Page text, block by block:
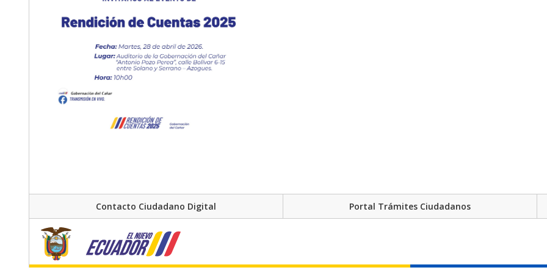
Contacto Ciudadano Digital Portal Trámites Ciudadanos